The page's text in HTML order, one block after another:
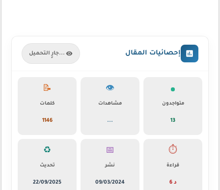
إحصائيات المقال جارٍ التحميل...
متواجدون
13
👁️
مشاهدات
...
📝
كلمات
1146
⏱️
قراءة
6 د
📅
نشر
09/03/2024
♻️
تحديث
22/09/2025